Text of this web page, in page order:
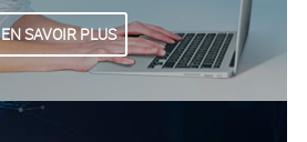
EN SAVOIR PLUS